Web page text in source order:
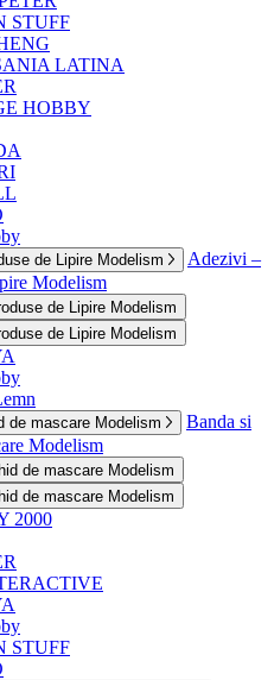
STUFF
LATINA
HOBBY
de Lipire Modelism
Adezivi –
Modelism
de Lipire Modelism
de Lipire Modelism
de mascare Modelism
Banda si
Modelism
de mascare Modelism
de mascare Modelism
2000
STUFF